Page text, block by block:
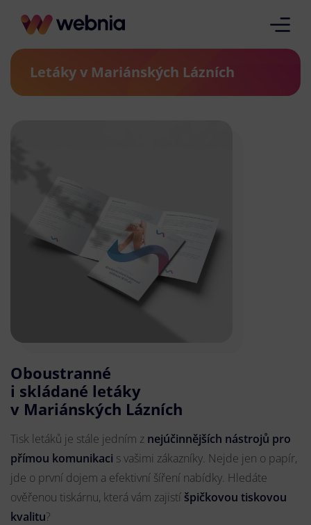
Letáky v Mariánských Lázních
Oboustranné
i skládané letáky
v Mariánských Lázních
Tisk letáků je stále jedním z nejúčinnějších nástrojů pro
přímou komunikaci s vašimi zákazníky. Nejde jen o papír,
jde o první dojem a efektivní šíření nabídky. Hledáte
ověřenou tiskárnu, která vám zajistí špičkovou tiskovou
kvalitu?